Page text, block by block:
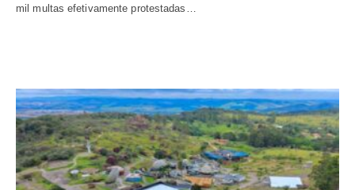
mil multas efetivamente protestadas…